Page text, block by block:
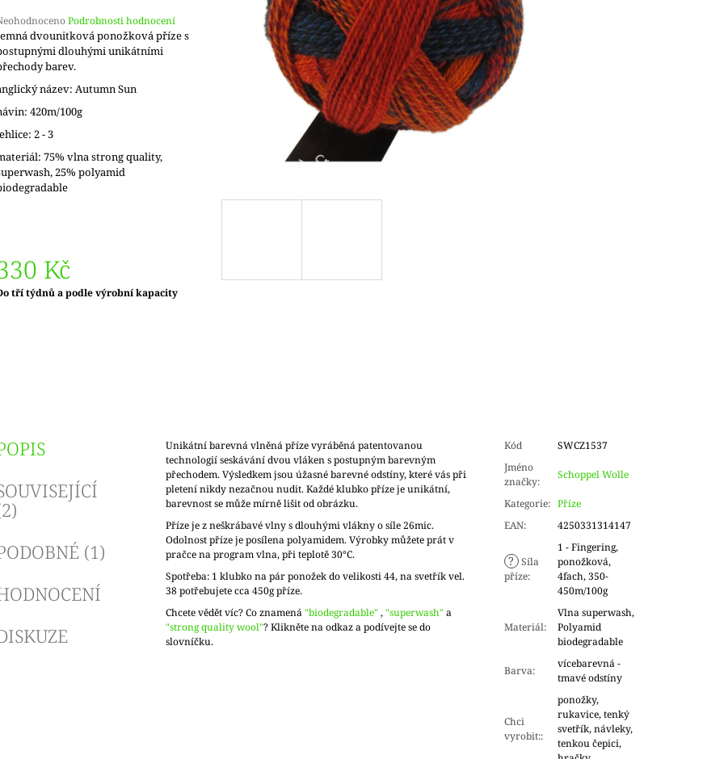
Podrobnosti hodnocení
dvounitková ponožková příze s
dlouhými unikátními
barev.
název: Autumn Sun
420m/100g
2 - 3
75% vlna strong quality,
25% polyamid
Kč
tří týdnů a podle výrobní kapacity
(1)
Unikátní barevná vlněná příze vyráběná patentovanou
technologií seskávání dvou vláken s postupným barevným
přechodem. Výsledkem jsou úžasné barevné odstíny, které vás při
pletení nikdy nezačnou nudit. Každé klubko příze je unikátní,
barevnost se může mírně lišit od obrázku.
Příze je z neškrábavé vlny s dlouhými vlákny o síle 26mic.
Odolnost příze je posílena polyamidem. Výrobky můžete prát v
pračce na program vlna, při teplotě 30°C.
Spotřeba: 1 klubko na pár ponožek do velikosti 44, na svetřík vel.
38 potřebujete cca 450g příze.
Chcete vědět víc? Co znamená"biodegradable" ,"superwash" a
"strong quality wool"? Klikněte na odkaz a podívejte se do
slovníčku.
Kód
SWCZ1537
Jméno
značky:
Schoppel Wolle
Kategorie: Příze
EAN: 4250331314147
? Síla
příze:
1 - Fingering,
ponožková,
4fach, 350-
450m/100g
Materiál:
Vlna superwash,
Polyamid
biodegradable
Barva:
vícebarevná -
tmavé odstíny
Chci
vyrobit::
ponožky,
rukavice, tenký
svetřík, návleky,
tenkou čepici,